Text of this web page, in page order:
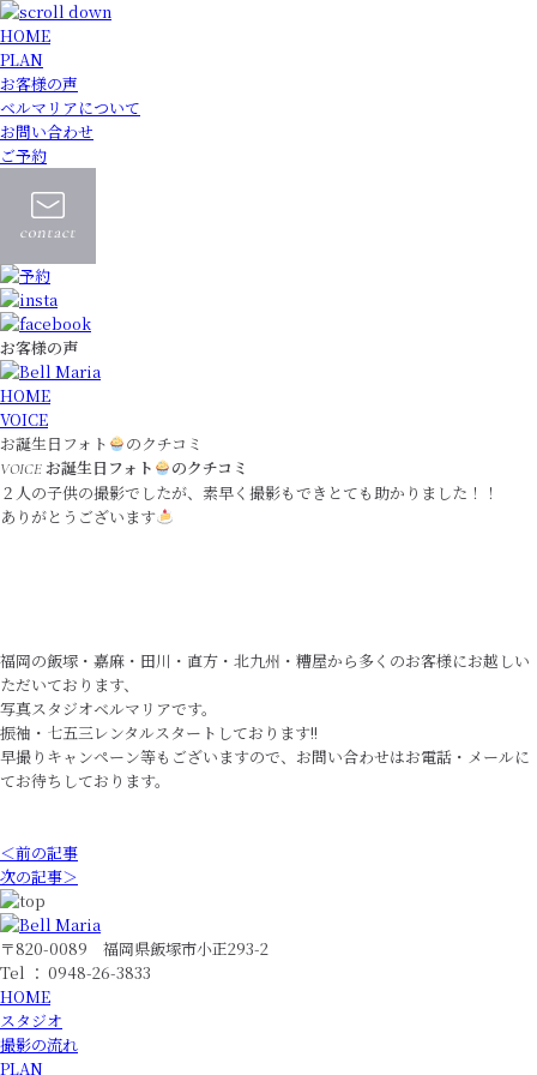
HOME
PLAN
お客様の声
ベルマリアについて
お問い合わせ
ご予約
お客様の声
HOME
VOICE
お誕生日フォト
のクチコミ
VOICEお誕生日フォト
のクチコミ
２人の子供の撮影でしたが、素早く撮影もできとても助かりました！！
ありがとうございます
福岡の飯塚・嘉麻・田川・直方・北九州・糟屋から多くのお客様にお越しい
ただいております、
写真スタジオベルマリアです。
振袖・七五三レンタルスタートしております!!
早撮りキャンペーン等もございますので、お問い合わせはお電話・メールに
てお待ちしております。
＜前の記事
次の記事＞
〒820-0089 福岡県飯塚市小正293-2
Tel ： 0948-26-3833
HOME
スタジオ
撮影の流れ
PLAN